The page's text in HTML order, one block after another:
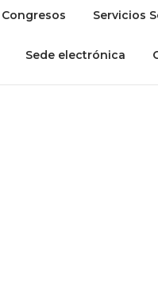
Congresos Servicios
Sede electrónica